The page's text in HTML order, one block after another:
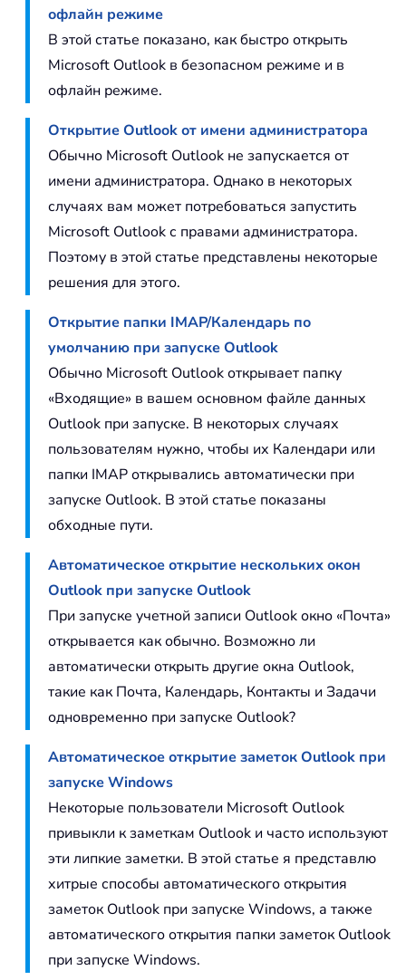
офлайн режиме
В этой статье показано, как быстро открыть
Microsoft Outlook в безопасном режиме и в
офлайн режиме.
Открытие Outlook от имени администратора
Обычно Microsoft Outlook не запускается от
имени администратора. Однако в некоторых
случаях вам может потребоваться запустить
Microsoft Outlook с правами администратора.
Поэтому в этой статье представлены некоторые
решения для этого.
Открытие папки IMAP/Календарь по
умолчанию при запуске Outlook
Обычно Microsoft Outlook открывает папку
«Входящие» в вашем основном файле данных
Outlook при запуске. В некоторых случаях
пользователям нужно, чтобы их Календари или
папки IMAP открывались автоматически при
запуске Outlook. В этой статье показаны
обходные пути.
Автоматическое открытие нескольких окон
Outlook при запуске Outlook
При запуске учетной записи Outlook окно «Почта»
открывается как обычно. Возможно ли
автоматически открыть другие окна Outlook,
такие как Почта, Календарь, Контакты и Задачи
одновременно при запуске Outlook?
Автоматическое открытие заметок Outlook при
запуске Windows
Некоторые пользователи Microsoft Outlook
привыкли к заметкам Outlook и часто используют
эти липкие заметки. В этой статье я представлю
хитрые способы автоматического открытия
заметок Outlook при запуске Windows, а также
автоматического открытия папки заметок Outlook
при запуске Windows.